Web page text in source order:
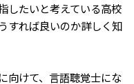
したいと考えている高校
すれば良いのか詳しく知
向けて、言語聴覚士にな